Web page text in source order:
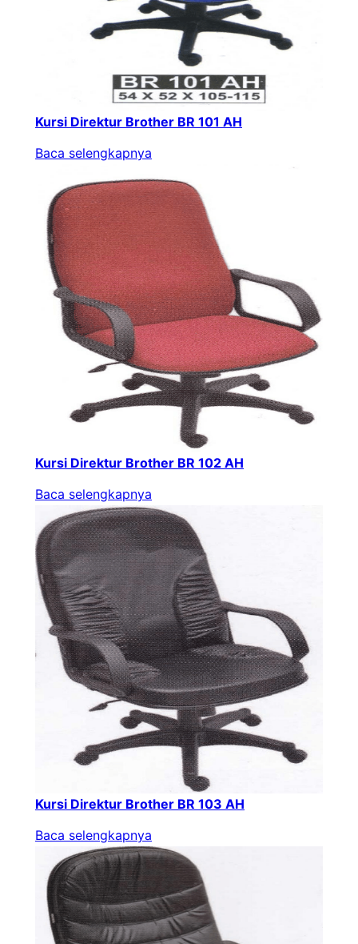
Kursi Direktur Brother BR 101 AH
Baca selengkapnya
Kursi Direktur Brother BR 102 AH
Baca selengkapnya
Kursi Direktur Brother BR 103 AH
Baca selengkapnya